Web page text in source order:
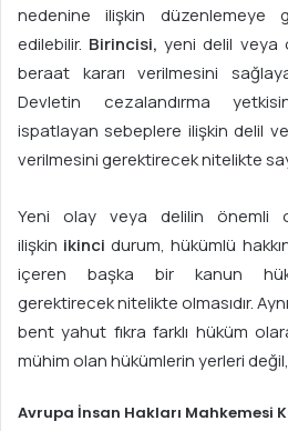
nedenine ilişkin düzenlemeye
edilebilir. Birincisi,yeni delil veya
beraat kararı verilmesini
Devletin cezalandırma
ispatlayan sebeplere ilişkin delil
verilmesini gerektirecek nitelikte
Yeni olay veya delilin önemli
ilişkin ikincidurum, hükümlü
içeren başka bir kanun
gerektirecek nitelikte olmasıdır.
bent yahut fıkra farklı hüküm
mühim olan hükümlerin yerleri
Avrupa İnsan Hakları Mahkemesi